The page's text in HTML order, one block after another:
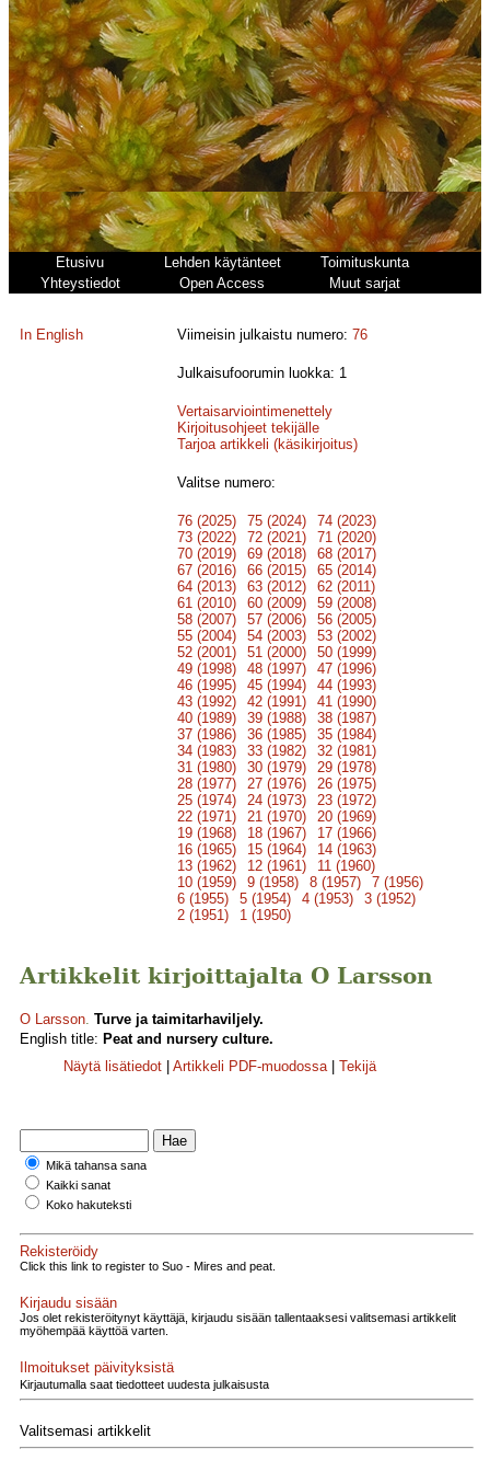
Etusivu Lehden käytänteet
Toimituskunta
Yhteystiedot
Open Access Muut sarjat
In English Viimeisin julkaistu numero:76
Julkaisufoorumin luokka: 1
Vertaisarviointimenettely
Kirjoitusohjeet tekijälle
Tarjoa artikkeli (käsikirjoitus)
Valitse numero:
76 (2025) 75 (2024)
74 (2023)
73 (2022)
72 (2021)
71 (2020)
70 (2019)
69 (2018)
68 (2017)
67 (2016)
66 (2015)
65 (2014)
64 (2013)
63 (2012)
62 (2011)
61 (2010)
60 (2009)
59 (2008)
58 (2007)
57 (2006)
56 (2005)
55 (2004)
54 (2003)
53 (2002)
52 (2001)
51 (2000)
50 (1999)
49 (1998)
48 (1997)
47 (1996)
46 (1995)
45 (1994)
44 (1993)
43 (1992)
42 (1991)
41 (1990)
40 (1989)
39 (1988)
38 (1987)
37 (1986)
36 (1985)
35 (1984)
34 (1983)
33 (1982)
32 (1981)
31 (1980)
30 (1979)
29 (1978)
28 (1977)
27 (1976)
26 (1975)
25 (1974)
24 (1973)
23 (1972)
22 (1971)
21 (1970)
20 (1969)
19 (1968)
18 (1967)
17 (1966)
16 (1965)
15 (1964)
14 (1963)
13 (1962)
12 (1961)
11 (1960)
10 (1959)
9 (1958) 8 (1957)
7 (1956)
6 (1955)
5 (1954) 4 (1953)
3 (1952)
2 (1951)
1 (1950)
Artikkelit kirjoittajalta O Larsson
O Larsson. Turve ja taimitarhaviljely.
English title: Peat and nursery culture.
Näytä lisätiedot
Artikkeli PDF-muodossa| Tekijä
Mikä tahansa sana
Kaikki sanat
Koko hakuteksti
Rekisteröidy
Click this link to register to Suo - Mires and peat.
Kirjaudu sisään
Jos olet rekisteröitynyt käyttäjä, kirjaudu sisään tallentaaksesi valitsemasi artikkelit
myöhempää käyttöä varten.
Ilmoitukset päivityksistä
Kirjautumalla saat tiedotteet uudesta julkaisusta
Valitsemasi artikkelit